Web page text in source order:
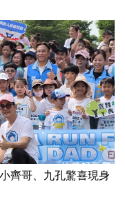
齊哥、九孔驚喜現身